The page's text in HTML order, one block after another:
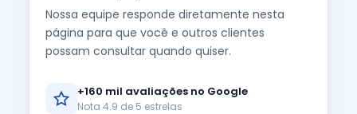
Nossa equipe responde diretamente nesta
página para que você e outros clientes
possam consultar quando quiser.
+160 mil avaliações no Google
Nota 4.9 de 5 estrelas